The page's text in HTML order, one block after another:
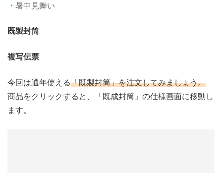
暑中見舞い
既製封筒
複写伝票
今回は通年使える「既製封筒」を注文してみましょう。
商品をクリックすると、「既成封筒」の仕様画面に移動し
ます。